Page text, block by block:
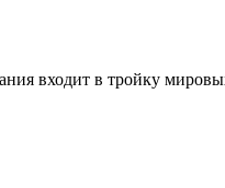
входит в тройку